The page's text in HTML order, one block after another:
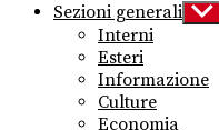
Sezioni generali Show
sub
Interni
Esteri
Informazione
Culture
Economia